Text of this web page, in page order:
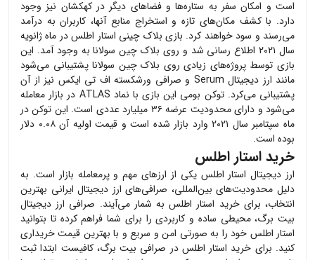
است و امکان سفر به ستاره‌ها و فضاهای دیگر در کهکشان نیز وجود
دارد. با کشف مکان‌های تازه و استخراج منابع آنها، کاربران به درآمد
می‌رسند و سود خواهند کرد. بازی بلاک چینی استار اطلس در ماه ژانویه
سال ۲۰۲۱ اطلاع رسانی شد و روی بلاک چین سولانا به وجود آمد. این
بازی توسط پروژه‌های زیادی روی بلاک چین سولانا پشتیبانی می‌شود
مانند ارز دیجیتال Serum و صرافی ورشکسته اف تی ایکس نیز از آن
پشتیبانی می‌کرد. توکن بومی این بازی با نماد ATLAS در بازار معامله
می‌شود و دارای محدودیت عرضه ۳۶ میلیارد عددی است. این توکن در
ماه سپتامبر سال ۲۰۲۱ وارد بازار شده است و قیمت اولیه آن ۰.۰۸ دلار
بوده است.
خرید استار اطلس
ارز دیجیتال استار اطلس یکی از ارزهای مهم و پرمعامله بازار است. به
دلیل محدودیت‌های بین‌المللی، صرافی‌های ارز دیجیتال ایرانی بهترین
انتخاب، برای خرید استار اطلسبه شمار می‌آیند. صرافی ارز دیجیتال
بیت برگ، محیطی ساده و کاربردی را برای شما فراهم کرده تا بتوانید
استار اطلس خود را به صورتی امن و سریع و با بهترین قیمت خریداری
کنید. برای خرید استار اطلس در صرافی بیت برگ، کافیست ابتدا ثبت